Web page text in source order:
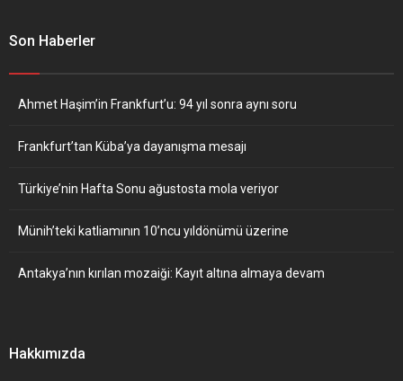
Son Haberler
Ahmet Haşim’in Frankfurt’u: 94 yıl sonra aynı soru
Frankfurt’tan Küba’ya dayanışma mesajı
Türkiye’nin Hafta Sonu ağustosta mola veriyor
Münih’teki katliamının 10’ncu yıldönümü üzerine
Antakya’nın kırılan mozaiği: Kayıt altına almaya devam
Hakkımızda